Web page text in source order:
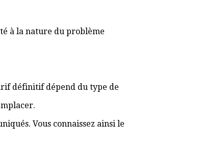
à la nature du problème
définitif dépend du type de
Vous connaissez ainsi le